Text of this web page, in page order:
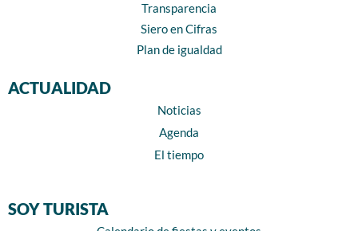
Transparencia
Siero en Cifras
Plan de igualdad
ACTUALIDAD
Noticias
Agenda
El tiempo
SOY TURISTA